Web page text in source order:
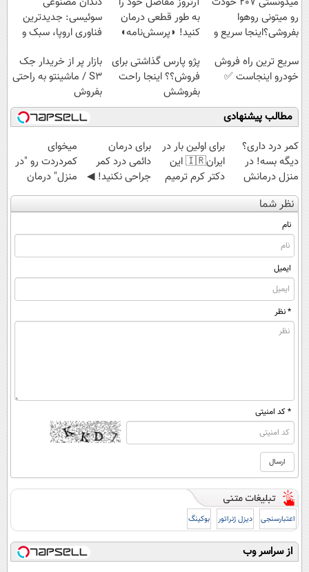
رو میتونی روهوا
بفروشی؟اینجا سریع و
به طور قطعی درمان
کنید! ◗پرسش‌نامه◖
سوئیسی: جدیدترین
فناوری اروپا، سبک و
قسطی
سریع ترین راه فروش
خودرو اینجاست ✅
پژو پارس گذاشتی برای
فروش؟؟ اینجا راحت
بفروشش
بازار پر از خریدار جک
S3 / ماشینتو به راحتی
بفروش
مطالب پیشنهادی
کمر درد داری؟
دیگه بسه! در
منزل درمانش
کن
(◀پرسش‌نامه)
برای اولین بار در
ایران🇮🇷 این
دکتر کرم ترمیم
کننده 23 روزه
ساخت!
برای درمان
دائمی درد کمر
جراحی نکنید! ◀
پرسش‌نامه رو پر
کن ▶
میخوای
کمردردت رو "در
منزل" درمان
کنی؟ (◂فیلم +
◂پرسش‌نامه)
نظر شما
نام
ایمیل
* نظر
* کد امنیتی
اعتبارسنجی دیزل ژنراتور بوکینگ
از سراسر وب